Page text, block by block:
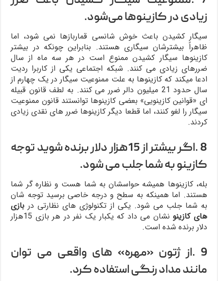
زیادی در کازینوها می‌شود.
سیگار کشیدن باعث خوش شانسی قماربازها نمی شود، اما
ظاهراً بیشترشان سیگاری هستند. بنابراین چونکه در بیشتر
کازینوها سیگار کشیدن ممنوع است در هر سه ماه از سال
ضررهای زیادی می کنند. شبکه اجتماعی یکی از کاربرا ردیت
ادعا میکند که کازینوها به علت ممنوعیت سیگار در یک چهارم از
سال حدود 21 میلیون دالر ضرر می کنند. به لطف قانون قبیله
ای «قوانین کازینویی» بعضی کازینوها توانستند قانون ممنوعیت
سیگار را لغو کنند، اما قطعا دیگر کازینوها ضرر های نقدی زیادی
کردند.
8 .اگر بیشتر از 15هزار دلار برنده شوید توجه
کازینو به شما جلب می شود.
بله، کازینوها همیشه حواسشان به شما هست و نظاره گر شما
هستند. اما همینکه به سطح و درجه خاصی برسید توجه شان
به شما جلب می شود. یکی از تکنولوژی های نظارتی در بازی
های کازینو
نشان می داد که یکبار یک نفر در هر بازی 15هزار
دلار برنده شده است.
9 .از ژتون «مهره» های واقعی می توان
مانند مداد رنگی استفاده کرد.